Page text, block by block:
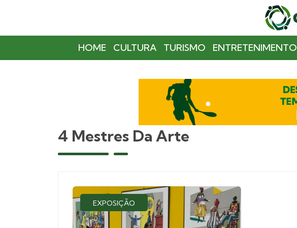
HOME CULTURA TURISMO ENTRETENIMENTO
4 Mestres Da Arte
EXPOSIÇÃO